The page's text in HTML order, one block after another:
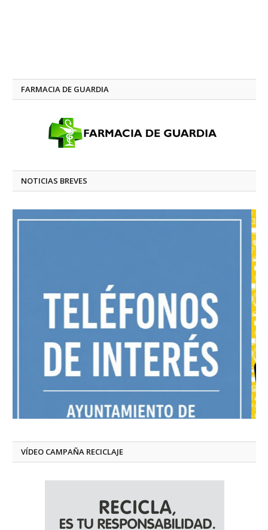
FARMACIA DE GUARDIA
NOTICIAS BREVES
VÍDEO CAMPAÑA RECICLAJE